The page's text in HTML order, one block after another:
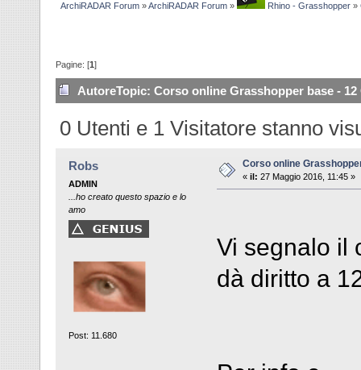
ArchiRADAR Forum »ArchiRADAR Forum » Rhino - Grasshopper »
Pagine: [1]
AutoreTopic: Corso online Grasshopper base -
0 Utenti e 1 Visitatore stanno
Robs
ADMIN
...ho creato questo spazio e lo
amo
Post: 11.680
Corso online
« il: 27 Maggio 2016, 11:45 »
Vi segnalo il
dà diritto a